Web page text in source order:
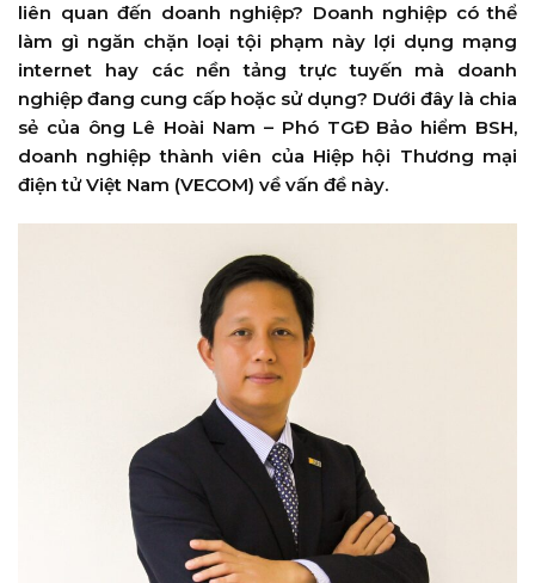
liên quan đến doanh nghiệp? Doanh nghiệp có thể
làm gì ngăn chặn loại tội phạm này lợi dụng mạng
internet hay các nền tảng trực tuyến mà doanh
nghiệp đang cung cấp hoặc sử dụng? Dưới đây là chia
sẻ của ông Lê Hoài Nam – Phó TGĐ Bảo hiểm BSH,
doanh nghiệp thành viên của Hiệp hội Thương mại
điện tử Việt Nam (VECOM) về vấn đề này.